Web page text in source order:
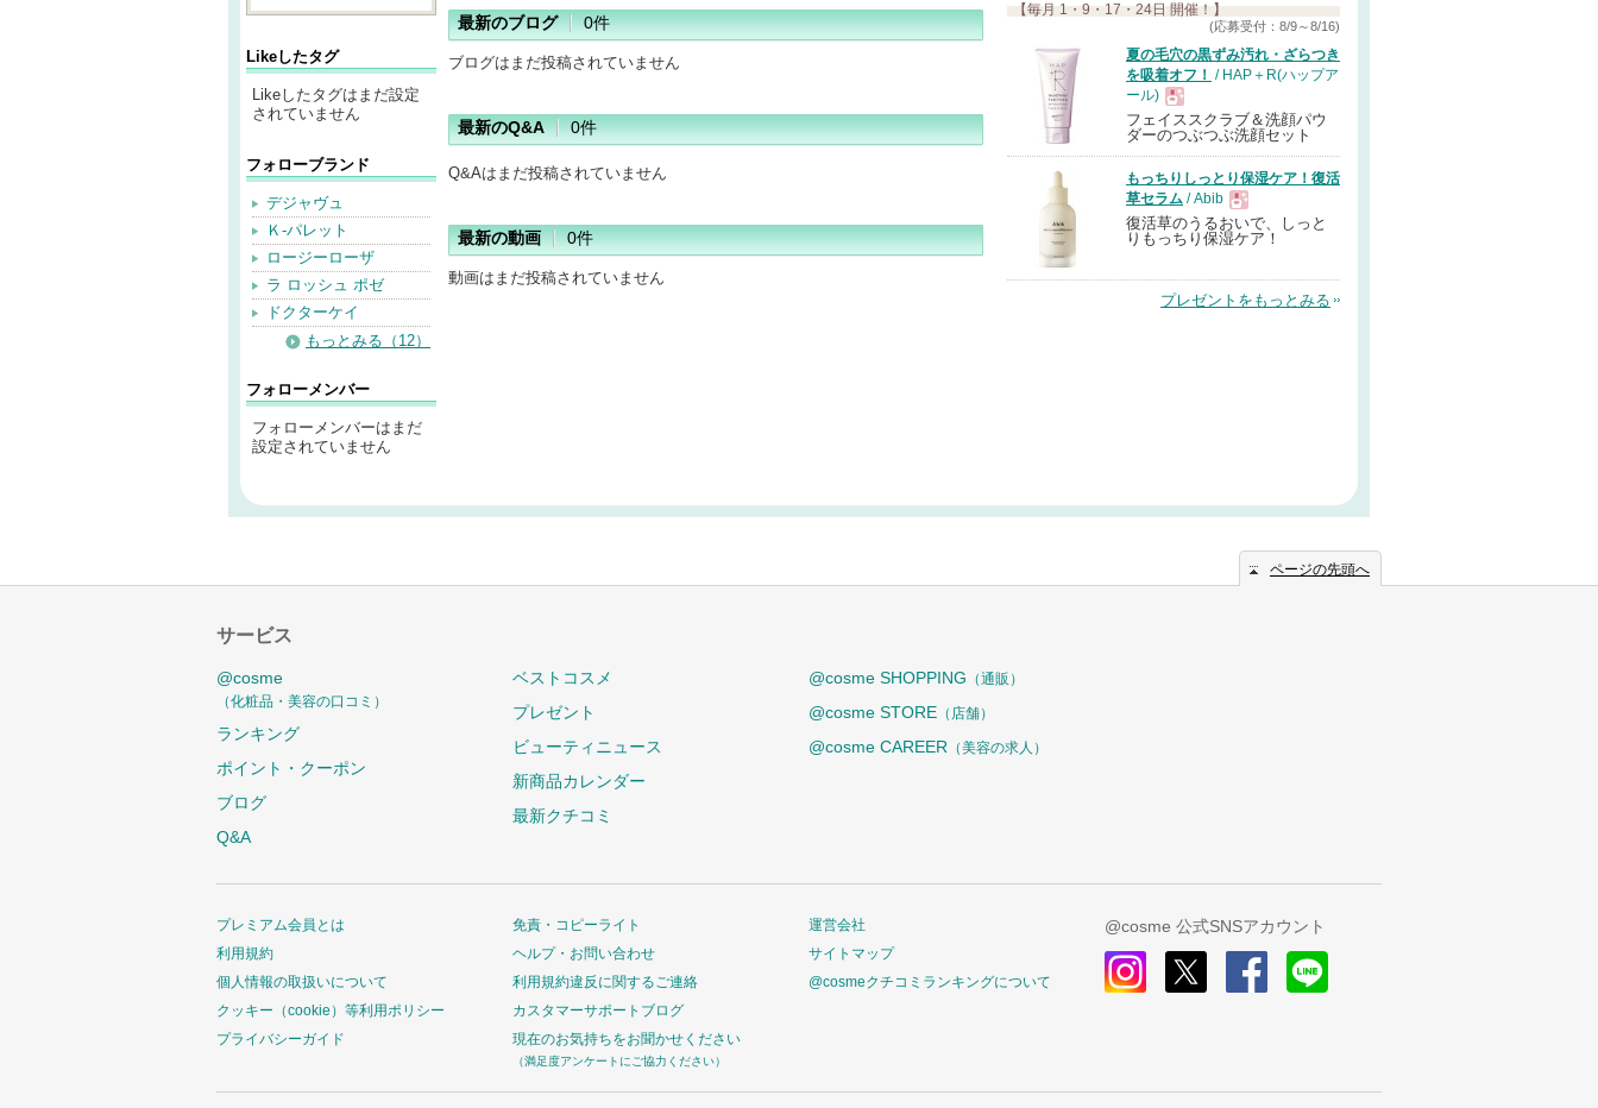
Likeしたタグ
Likeしたタグはまだ設定
されていません
フォローブランド
デジャヴュ
Ｋ-パレット
ロージーローザ
ラ ロッシュ ポゼ
ドクターケイ
もっとみる（12）
フォローメンバー
フォローメンバーはまだ
設定されていません
最新のブログ 0件
ブログはまだ投稿されていません
最新のQ&A 0件
Q&Aはまだ投稿されていません
最新の動画 0件
動画はまだ投稿されていません
【毎月 1・9・17・24日 開催！】
(応募受付：8/9～8/16)
夏の毛穴の黒ずみ汚れ・ざらつき
を吸着オフ！
/ HAP＋R(ハップア
ール)
現
品
フェイススクラブ＆洗顔パウ
ダーのつぶつぶ洗顔セット
もっちりしっとり保湿ケア！復活
草セラム / Abib
現
品
復活草のうるおいで、しっと
りもっちり保湿ケア！
プレゼントをもっとみる
ページの先頭へ
サービス
@cosme
（化粧品・美容の口コミ）
ランキング
ポイント・クーポン
ブログ
Q&A
ベストコスメ
プレゼント
ビューティニュース
新商品カレンダー
最新クチコミ
@cosme SHOPPING （通販）
@cosme STORE （店舗）
@cosme CAREER （美容の求人）
プレミアム会員とは
利用規約
個人情報の取扱いについて
クッキー（cookie）等利用ポリシー
プライバシーガイド
免責・コピーライト
ヘルプ・お問い合わせ
利用規約違反に関するご連絡
カスタマーサポートブログ
現在のお気持ちをお聞かせください
（満足度アンケートにご協力ください）
運営会社
サイトマップ
@cosmeクチコミランキングについて
@cosme 公式SNSアカウント